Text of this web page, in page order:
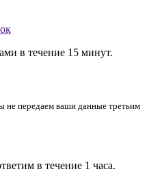
в течение 15 минут.
не передаем ваши данные третьим
в течение 1 часа.